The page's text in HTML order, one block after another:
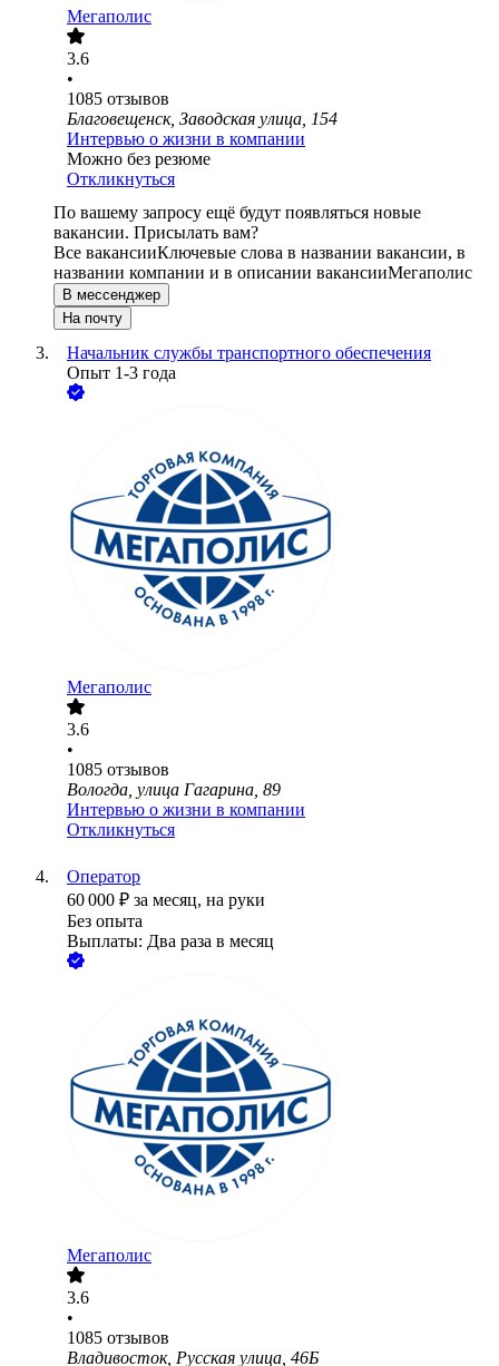
Мегаполис
3.6
•
1085 отзывов
Благовещенск, Заводская улица, 154
Интервью о жизни в компании
Можно без резюме
Откликнуться
По вашему запросу ещё будут появляться новые
вакансии. Присылать вам?
Все вакансииКлючевые слова в названии вакансии, в
названии компании и в описании вакансииМегаполис
В мессенджер
На почту
Начальник службы транспортного обеспечения
Опыт 1-3 года
Мегаполис
3.6
•
1085 отзывов
Вологда, улица Гагарина, 89
Интервью о жизни в компании
Откликнуться
Оператор
60 000 ₽ за месяц, на руки
Без опыта
Выплаты: Два раза в месяц
Мегаполис
3.6
•
1085 отзывов
Владивосток, Русская улица, 46Б